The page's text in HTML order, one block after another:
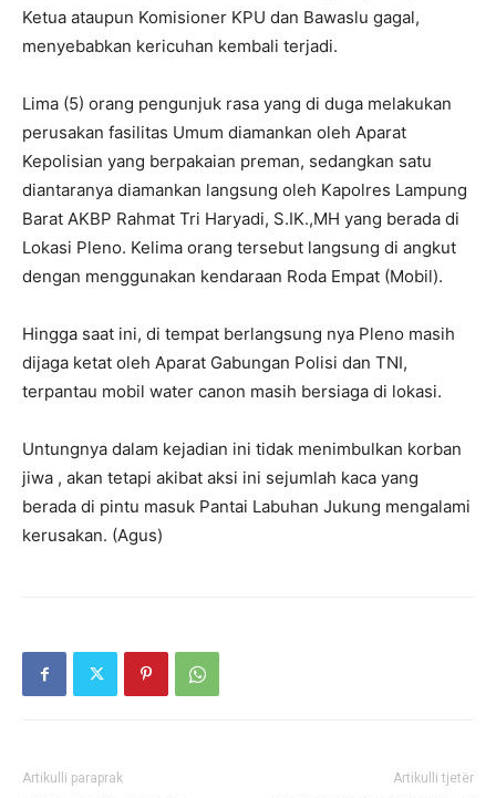
Ketua ataupun Komisioner KPU dan Bawaslu gagal,
menyebabkan kericuhan kembali terjadi.
Lima (5) orang pengunjuk rasa yang di duga melakukan
perusakan fasilitas Umum diamankan oleh Aparat
Kepolisian yang berpakaian preman, sedangkan satu
diantaranya diamankan langsung oleh Kapolres Lampung
Barat AKBP Rahmat Tri Haryadi, S.IK.,MH yang berada di
Lokasi Pleno. Kelima orang tersebut langsung di angkut
dengan menggunakan kendaraan Roda Empat (Mobil).
Hingga saat ini, di tempat berlangsung nya Pleno masih
dijaga ketat oleh Aparat Gabungan Polisi dan TNI,
terpantau mobil water canon masih bersiaga di lokasi.
Untungnya dalam kejadian ini tidak menimbulkan korban
jiwa , akan tetapi akibat aksi ini sejumlah kaca yang
berada di pintu masuk Pantai Labuhan Jukung mengalami
kerusakan. (Agus)
Artikulli paraprak Artikulli tjetër